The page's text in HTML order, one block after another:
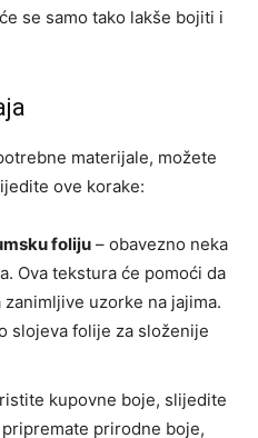
se samo tako lakše bojiti i
materijale, možete
ove korake:
foliju – obavezno neka
Ova tekstura će pomoći da
uzorke na jajima.
slojeva folije za složenije
kupovne boje, slijedite
prirodne boje,